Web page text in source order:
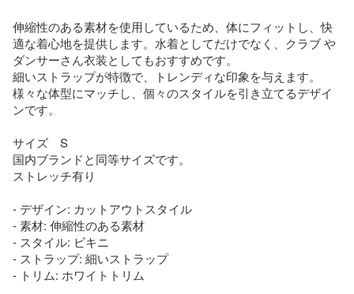
伸縮性のある素材を使用しているため、体にフィットし、快
適な着心地を提供します。水着としてだけでなく、クラブ や
ダンサーさん衣装としてもおすすめです。
細いストラップが特徴で、トレンディな印象を与えます。
様々な体型にマッチし、個々のスタイルを引き立てるデザイ
ンです。
サイズ　S
国内ブランドと同等サイズです。
ストレッチ有り
- デザイン: カットアウトスタイル
- 素材: 伸縮性のある素材
- スタイル: ビキニ
- ストラップ: 細いストラップ
- トリム: ホワイトトリム